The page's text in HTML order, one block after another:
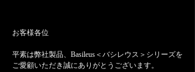
お客様各位
平素は弊社製品、Basileus＜バシレウス＞シリーズを
ご愛顧いただき誠にありがとうございます。